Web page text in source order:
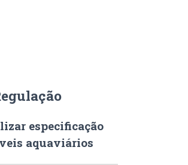
especificação
aquaviários